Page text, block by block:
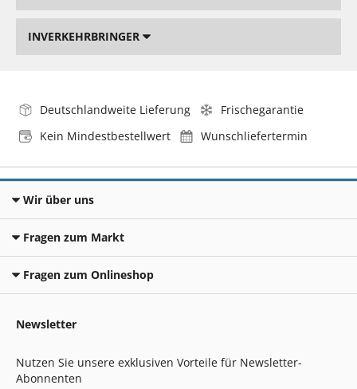
INVERKEHRBRINGER
Deutschlandweite Lieferung
Frischegarantie
Kein Mindestbestellwert
Wunschliefertermin
Wir über uns
Fragen zum Markt
Fragen zum Onlineshop
Newsletter
Nutzen Sie unsere exklusiven Vorteile für Newsletter-
Abonnenten